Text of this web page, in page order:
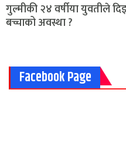
गुल्मीकी २४ वर्षीया युवतीले
बच्चाको अवस्था ?
Facebook Page